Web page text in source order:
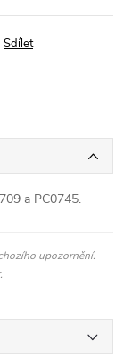
Sdílet
a PC0745.
upozornění.